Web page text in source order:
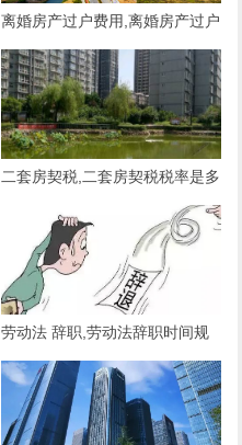
离婚房产过户费用,离婚房产过户
费用怎么算
二套房契税,二套房契税税率是多
劳动法 辞职,劳动法辞职时间规
定